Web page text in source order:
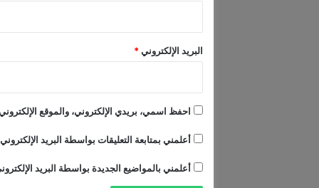
البريد الإلكتروني*
احفظ اسمي، بريدي الإلكتروني، والموقع
أعلمني بمتابعة التعليقات بواسطة البريد
أعلمني بالمواضيع الجديدة بواسطة البريد